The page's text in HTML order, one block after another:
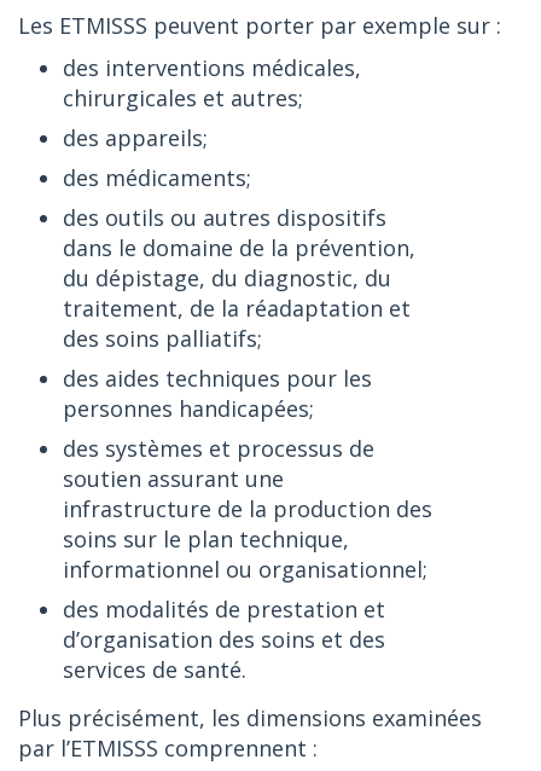
Les ETMISSS peuvent porter par exemple sur :
des interventions médicales,
chirurgicales et autres;
des appareils;
des médicaments;
des outils ou autres dispositifs
dans le domaine de la prévention,
du dépistage, du diagnostic, du
traitement, de la réadaptation et
des soins palliatifs;
des aides techniques pour les
personnes handicapées;
des systèmes et processus de
soutien assurant une
infrastructure de la production des
soins sur le plan technique,
informationnel ou organisationnel;
des modalités de prestation et
d’organisation des soins et des
services de santé.
Plus précisément, les dimensions examinées
par l’ETMISSS comprennent :